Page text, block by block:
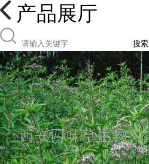
产品展厅
搜索